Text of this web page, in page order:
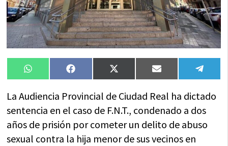
Compartir
en
WhatsAppCompartir
en
FacebookCompartir
en
X
(Twitter)
Compartir
en
Email
en
La Audiencia Provincial de Ciudad Real ha dictado
sentencia en el caso de F.N.T., condenado a dos
años de prisión por cometer un delito de abuso
sexual contra la hija menor de sus vecinos en